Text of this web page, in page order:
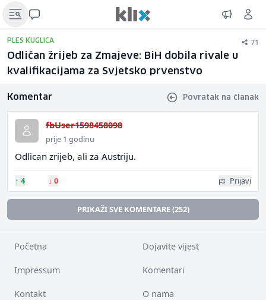
PLES KUGLICA 71
Odličan žrijeb za Zmajeve: BiH dobila rivale u
kvalifikacijama za Svjetsko prvenstvo
Komentar Povratak na članak
fbUser1598458098
prije 1 godinu
Odlican zrijeb, ali za Austriju.
↑ 4 ↓ 0 Prijavi
PRIKAŽI SVE KOMENTARE (252)
Početna Dojavite vijest
Impressum Komentari
Kontakt O nama